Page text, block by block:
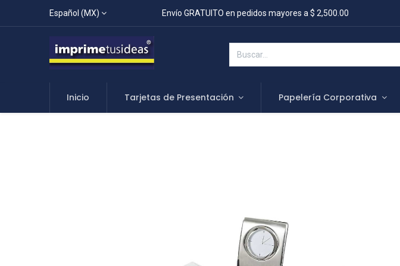
Español (MX) Envío GRATUITO en pedidos mayores a $ 2,500.00
Inicio Tarjetas de Presentación Papelería Corporativa